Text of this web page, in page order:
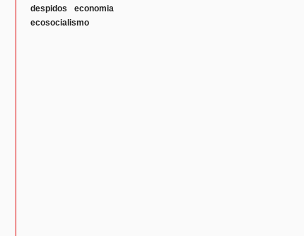
despidos
economia
ecosocialismo